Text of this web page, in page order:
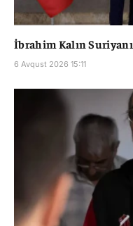
İbrahim Kalın
6 Avqust 2026 15:11